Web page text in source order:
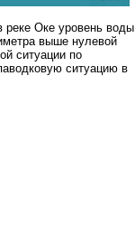
реке Оке уровень воды
выше нулевой
ситуации по
ситуацию в